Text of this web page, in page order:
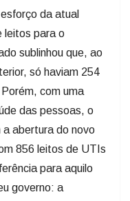
da atual
leitos para o
sublinhou que, ao
só haviam 254
com uma
das pessoas, o
a abertura do novo
856 leitos de UTIs
para aquilo
governo: a